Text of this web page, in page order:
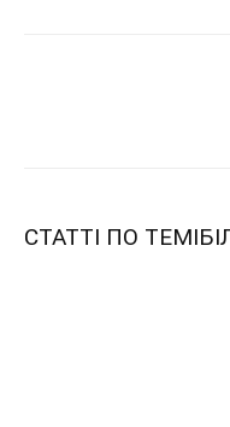
СТАТТІ ПО ТЕМІ